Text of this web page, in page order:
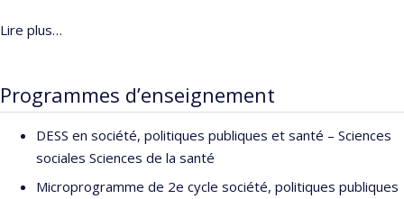
Lire plus…
Programmes d’enseignement
DESS en société, politiques publiques et santé – Sciences
sociales Sciences de la santé
Microprogramme de 2e cycle société, politiques publiques